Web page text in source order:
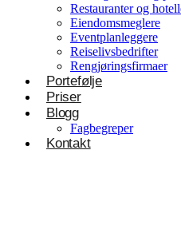
Restauranter og
Eiendomsmeglere
Eventplanleggere
Reiselivsbedrifter
Rengjøringsfirmaer
Portefølje
Priser
Blogg
Fagbegreper
Kontakt